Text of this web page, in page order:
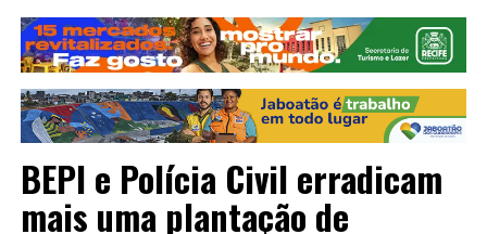
BEPI e Polícia Civil erradicam
mais uma plantação de